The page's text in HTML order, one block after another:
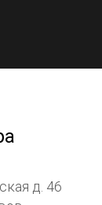
д. 46